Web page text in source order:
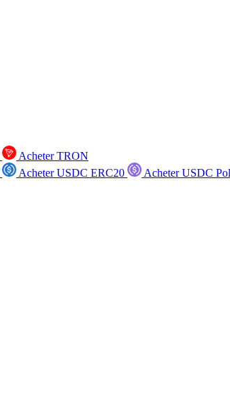
Acheter TRON
Acheter USDC ERC20
Acheter USDC